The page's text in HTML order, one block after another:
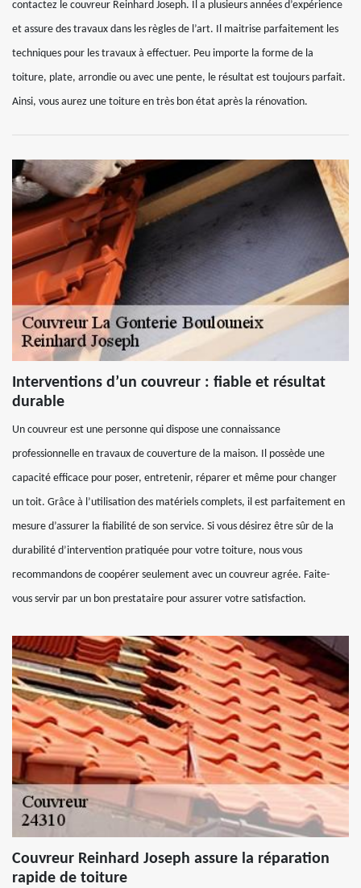
contactez le couvreur Reinhard Joseph. Il a plusieurs années d’expérience
et assure des travaux dans les règles de l’art. Il maitrise parfaitement les
techniques pour les travaux à effectuer. Peu importe la forme de la
toiture, plate, arrondie ou avec une pente, le résultat est toujours parfait.
Ainsi, vous aurez une toiture en très bon état après la rénovation.
Interventions d’un couvreur : fiable et résultat
durable
Un couvreur est une personne qui dispose une connaissance
professionnelle en travaux de couverture de la maison. Il possède une
capacité efficace pour poser, entretenir, réparer et même pour changer
un toit. Grâce à l’utilisation des matériels complets, il est parfaitement en
mesure d’assurer la fiabilité de son service. Si vous désirez être sûr de la
durabilité d’intervention pratiquée pour votre toiture, nous vous
recommandons de coopérer seulement avec un couvreur agrée. Faite-
vous servir par un bon prestataire pour assurer votre satisfaction.
Couvreur Reinhard Joseph assure la réparation
rapide de toiture